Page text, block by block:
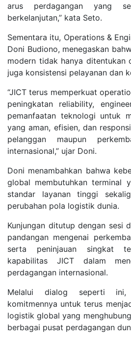
arus perdagangan yang
berkelanjutan,” kata Seto.
Sementara itu, Operations &
Doni Budiono, menegaskan
modern tidak hanya ditentukan
juga konsistensi pelayanan dan
“JICT terus memperkuat
peningkatan reliability,
pemanfaatan teknologi untuk
yang aman, efisien, dan
pelanggan maupun
internasional,” ujar Doni.
Doni menambahkan bahwa
global membutuhkan terminal
standar layanan tinggi
perubahan pola logistik dunia.
Kunjungan ditutup dengan sesi
pandangan mengenai
serta peninjauan singkat
kapabilitas JICT dalam
perdagangan internasional.
Melalui dialog seperti ini,
komitmennya untuk terus
logistik global yang
berbagai pusat perdagangan